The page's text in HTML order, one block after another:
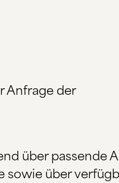
Anfrage der
über passende
sowie über